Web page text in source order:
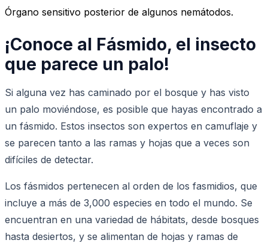
Órgano sensitivo posterior de algunos nemátodos.
¡Conoce al Fásmido, el insecto
que parece un palo!
Si alguna vez has caminado por el bosque y has visto
un palo moviéndose, es posible que hayas encontrado a
un fásmido. Estos insectos son expertos en camuflaje y
se parecen tanto a las ramas y hojas que a veces son
difíciles de detectar.
Los fásmidos pertenecen al orden de los fasmidios, que
incluye a más de 3,000 especies en todo el mundo. Se
encuentran en una variedad de hábitats, desde bosques
hasta desiertos, y se alimentan de hojas y ramas de